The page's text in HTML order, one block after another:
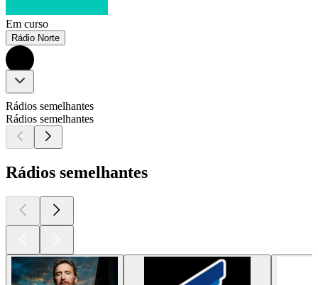
Em curso
Rádio Norte
Rádios semelhantes
Rádios semelhantes
Rádios semelhantes